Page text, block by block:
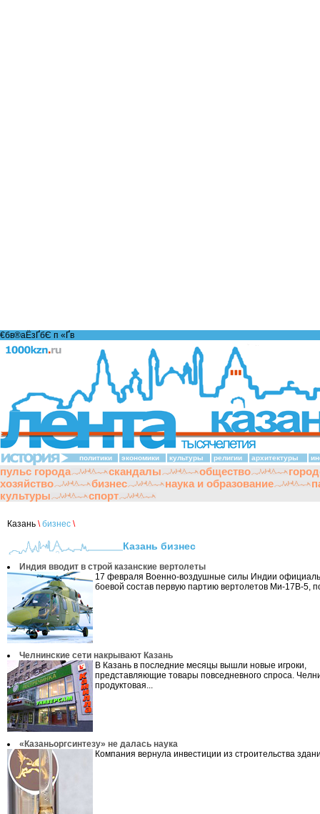
€бв®аЁзҐбЄ п «Ґ­в
политики экономики культуры религии архитектуры
пульс города скандалы общество
хозяйство
бизнес наука и образование
культуры
спорт
Казань \ бизнес \
Казань бизнес
Индия вводит в строй казанские вертолеты
17 февраля Военно-воздушные силы Индии
боевой состав первую партию вертолетов Ми-17В-5,
Челнинские сети накрывают Казань
В Казань в последние месяцы вышли новые игроки,
представляющие товары повседневного спроса.
продуктовая...
«Казаньоргсинтезу» не далась наука
Компания вернула инвестиции из строительства